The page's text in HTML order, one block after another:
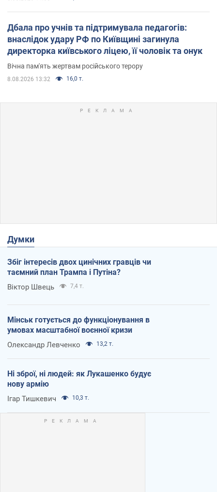
Дбала про учнів та підтримувала педагогів:
внаслідок удару РФ по Київщині загинула
директорка київського ліцею, її чоловік та онук
Вічна пам'ять жертвам російського терору
8.08.2026 13:32 16,0 т.
Думки
Збіг інтересів двох цинічних гравців чи
таємний план Трампа і Путіна?
Віктор Швець 7,4 т.
Мінськ готується до функціонування в
умовах масштабної воєнної кризи
Олександр Левченко 13,2 т.
Ні зброї, ні людей: як Лукашенко будує
нову армію
Ігар Тишкевич 10,3 т.